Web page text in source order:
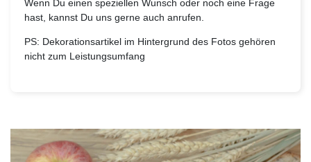
Wenn Du einen speziellen Wunsch oder noch eine Frage
hast, kannst Du uns gerne auch anrufen.
PS: Dekorationsartikel im Hintergrund des Fotos gehören
nicht zum Leistungsumfang